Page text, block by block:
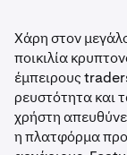
Χάρη στον
ποικιλία
έμπειρους
ρευστότητα και
χρήστη
η πλατφόρμα